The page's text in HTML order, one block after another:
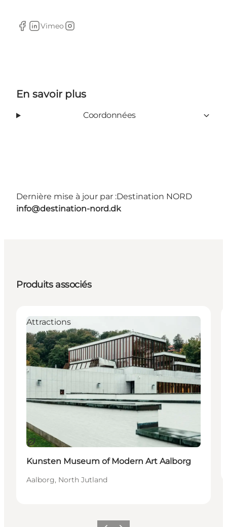
Facebook
Linkedin
Vimeo
Instagram
En savoir plus
Coordonnées
Dernière mise à jour par :Destination NORD
info@destination-nord.dk
Produits associés
Durable
Attractions
Kunsten Museum of Modern Art Aalborg
Aalborg, North Jutland